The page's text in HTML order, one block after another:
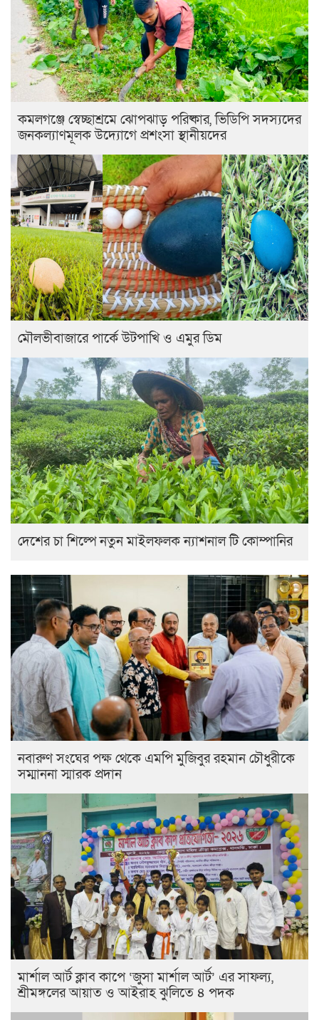
কমলগঞ্জে স্বেচ্ছাশ্রমে ঝোপঝাড় পরিষ্কার, ভিডিপি সদস্যদের
জনকল্যাণমূলক উদ্যোগে প্রশংসা স্থানীয়দের
মৌলভীবাজারে পার্কে উটপাখি ও এমুর ডিম
দেশের চা শিল্পে নতুন মাইলফলক ন্যাশনাল টি কোম্পানির
নবারুণ সংঘের পক্ষ থেকে এমপি মুজিবুর রহমান চৌধুরীকে
সম্মাননা স্মারক প্রদান
মার্শাল আর্ট ক্লাব কাপে ‘জুসা মার্শাল আর্ট’ এর সাফল্য,
শ্রীমঙ্গলের আয়াত ও আইরাহ ঝুলিতে ৪ পদক